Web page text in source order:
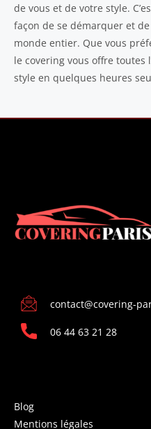
de vous et de votre style.
façon de se démarquer et
monde entier. Que vous
le covering vous offre toutes
style en quelques heures
contact@covering-
06 44 63 21 28
Blog
Mentions légales